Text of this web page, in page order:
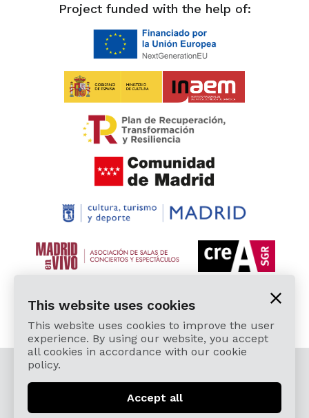
Project funded with the help of:
© 2026 Cardamomo Flamenco Madrid - All rights
reserved.
Legal Terms and Privacy Policy
This website uses cookies
This website uses cookies to improve the user
experience. By using our website, you accept
all cookies in accordance with our cookie
policy.
Accept all